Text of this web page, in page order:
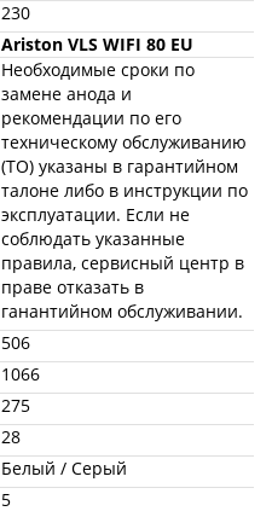
230
Ariston VLS WIFI 80 EU
Необходимые сроки по
замене анода и
рекомендации по его
техническому обслуживанию
(ТО) указаны в гарантийном
талоне либо в инструкции по
эксплуатации. Если не
соблюдать указанные
правила, сервисный центр в
праве отказать в
ганантийном обслуживании.
506
1066
275
28
Белый / Серый
5